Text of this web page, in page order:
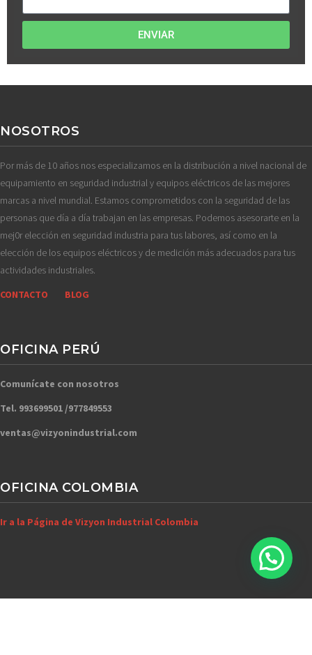
ENVIAR
NOSOTROS
Por más de 10 años nos especializamos en la distribución a nivel nacional de
equipamiento en seguridad industrial y equipos eléctricos de las mejores
marcas a nivel mundial. Estamos comprometidos con la seguridad de las
personas que día a día trabajan en las empresas. Podemos asesorarte en la
mej0r elección en seguridad industria para tus labores, así como en la
elección de los equipos eléctricos y de medición más adecuados para tus
actividades industriales.
CONTACTO
BLOG
OFICINA PERÚ
Comunícate con nosotros
Tel. 993699501 /977849553
ventas@vizyonindustrial.com
OFICINA COLOMBIA
Ir a la Página de Vizyon Industrial Colombia